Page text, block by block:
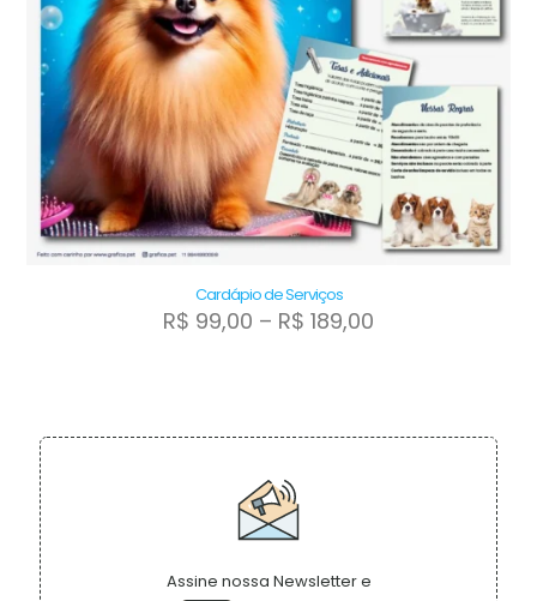
Cardápio de Serviços
R$ 99,00 – R$ 189,00
R$ 189,00
variantes.
opções
podem
ser
na
Assine nossa Newsletter e